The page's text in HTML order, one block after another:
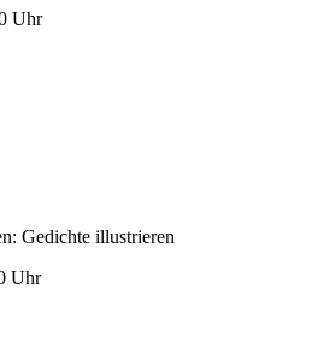
Uhr
Gedichte illustrieren
Uhr